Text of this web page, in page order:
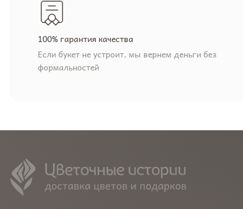
100% гарантия качества
Если букет не устроит, мы вернем деньги без
формальностей